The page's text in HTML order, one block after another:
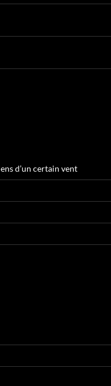
d’un certain vent